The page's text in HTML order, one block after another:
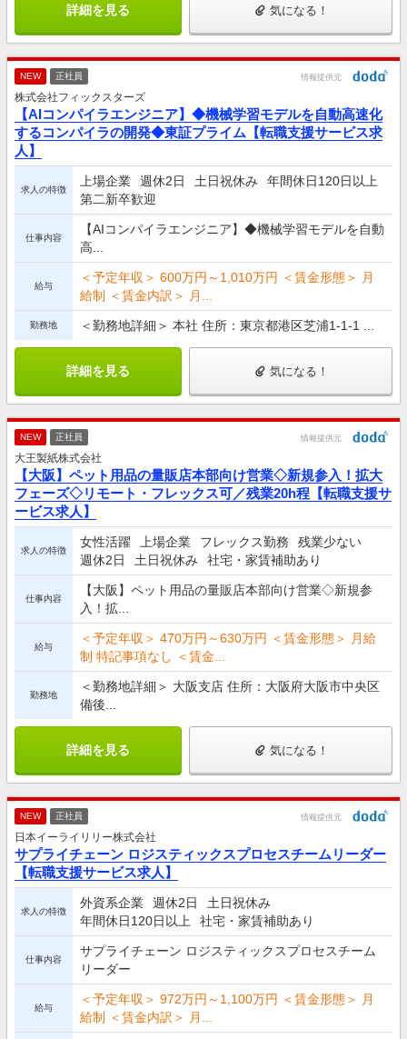
詳細を見る 気になる！
NEW 正社員 情報提供元
株式会社フィックスターズ
【AIコンパイラエンジニア】◆機械学習モデルを自動高速化
するコンパイラの開発◆東証プライム【転職支援サービス求
人】
求人の特徴
上場企業 週休2日 土日祝休み
年間休日120日以上
第二新卒歓迎
仕事内容
【AIコンパイラエンジニア】◆機械学習モデルを自動
高...
給与
＜予定年収＞ 600万円～1,010万円 ＜賃金形態＞ 月
給制 ＜賃金内訳＞ 月...
勤務地 ＜勤務地詳細＞ 本社 住所：東京都港区芝浦1-1-1 ...
詳細を見る 気になる！
NEW 正社員 情報提供元
大王製紙株式会社
【大阪】ペット用品の量販店本部向け営業◇新規参入！拡大
フェーズ◇リモート・フレックス可／残業20h程【転職支援サ
ービス求人】
求人の特徴
女性活躍 上場企業 フレックス勤務
残業少ない
週休2日
土日祝休み 社宅・家賃補助あり
仕事内容
【大阪】ペット用品の量販店本部向け営業◇新規参
入！拡...
給与
＜予定年収＞ 470万円～630万円 ＜賃金形態＞ 月給
制 特記事項なし ＜賃金...
勤務地
＜勤務地詳細＞ 大阪支店 住所：大阪府大阪市中央区
備後...
詳細を見る 気になる！
NEW 正社員 情報提供元
日本イーライリリー株式会社
サプライチェーン ロジスティックスプロセスチームリーダー
【転職支援サービス求人】
求人の特徴
外資系企業 週休2日
土日祝休み
年間休日120日以上
社宅・家賃補助あり
仕事内容
サプライチェーン ロジスティックスプロセスチーム
リーダー
給与
＜予定年収＞ 972万円～1,100万円 ＜賃金形態＞ 月
給制 ＜賃金内訳＞ 月...